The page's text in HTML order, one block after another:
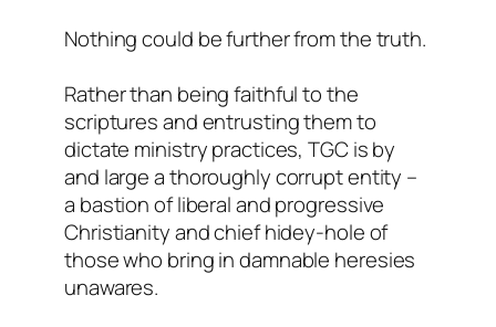
Nothing could be further from the truth.
Rather than being faithful to the
scriptures and entrusting them to
dictate ministry practices, TGC is by
and large a thoroughly corrupt entity –
a bastion of liberal and progressive
Christianity and chief hidey-hole of
those who bring in damnable heresies
unawares.